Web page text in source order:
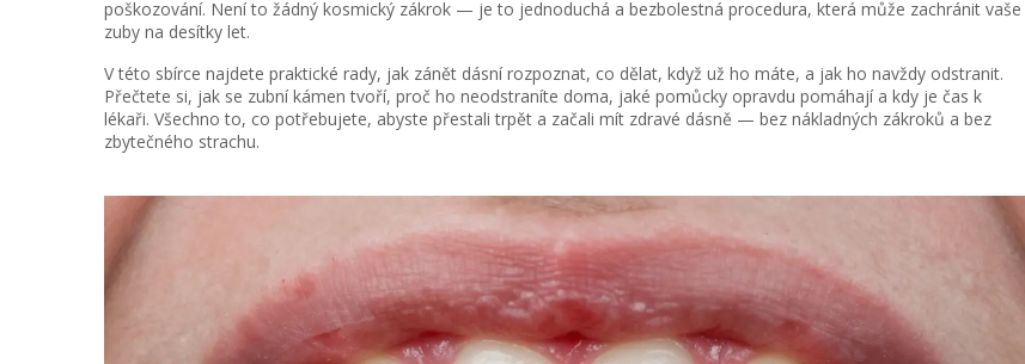
poškozování. Není to žádný kosmický zákrok — je to jednoduchá a bezbolestná procedura, která může zachránit vaše
zuby na desítky let.
V této sbírce najdete praktické rady, jak zánět dásní rozpoznat, co dělat, když už ho máte, a jak ho navždy odstranit.
Přečtete si, jak se zubní kámen tvoří, proč ho neodstraníte doma, jaké pomůcky opravdu pomáhají a kdy je čas k
lékaři. Všechno to, co potřebujete, abyste přestali trpět a začali mít zdravé dásně — bez nákladných zákroků a bez
zbytečného strachu.